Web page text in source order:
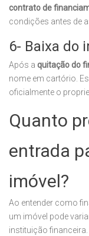
contrato de
condições antes de
6- Baixa do
Após a quitação do
nome em cartório.
oficialmente o
Quanto
entrada
imóvel?
Ao entender como
um imóvel pode
instituição